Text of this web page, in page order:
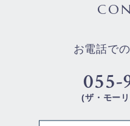
お電話で
055-
(ザ・モー